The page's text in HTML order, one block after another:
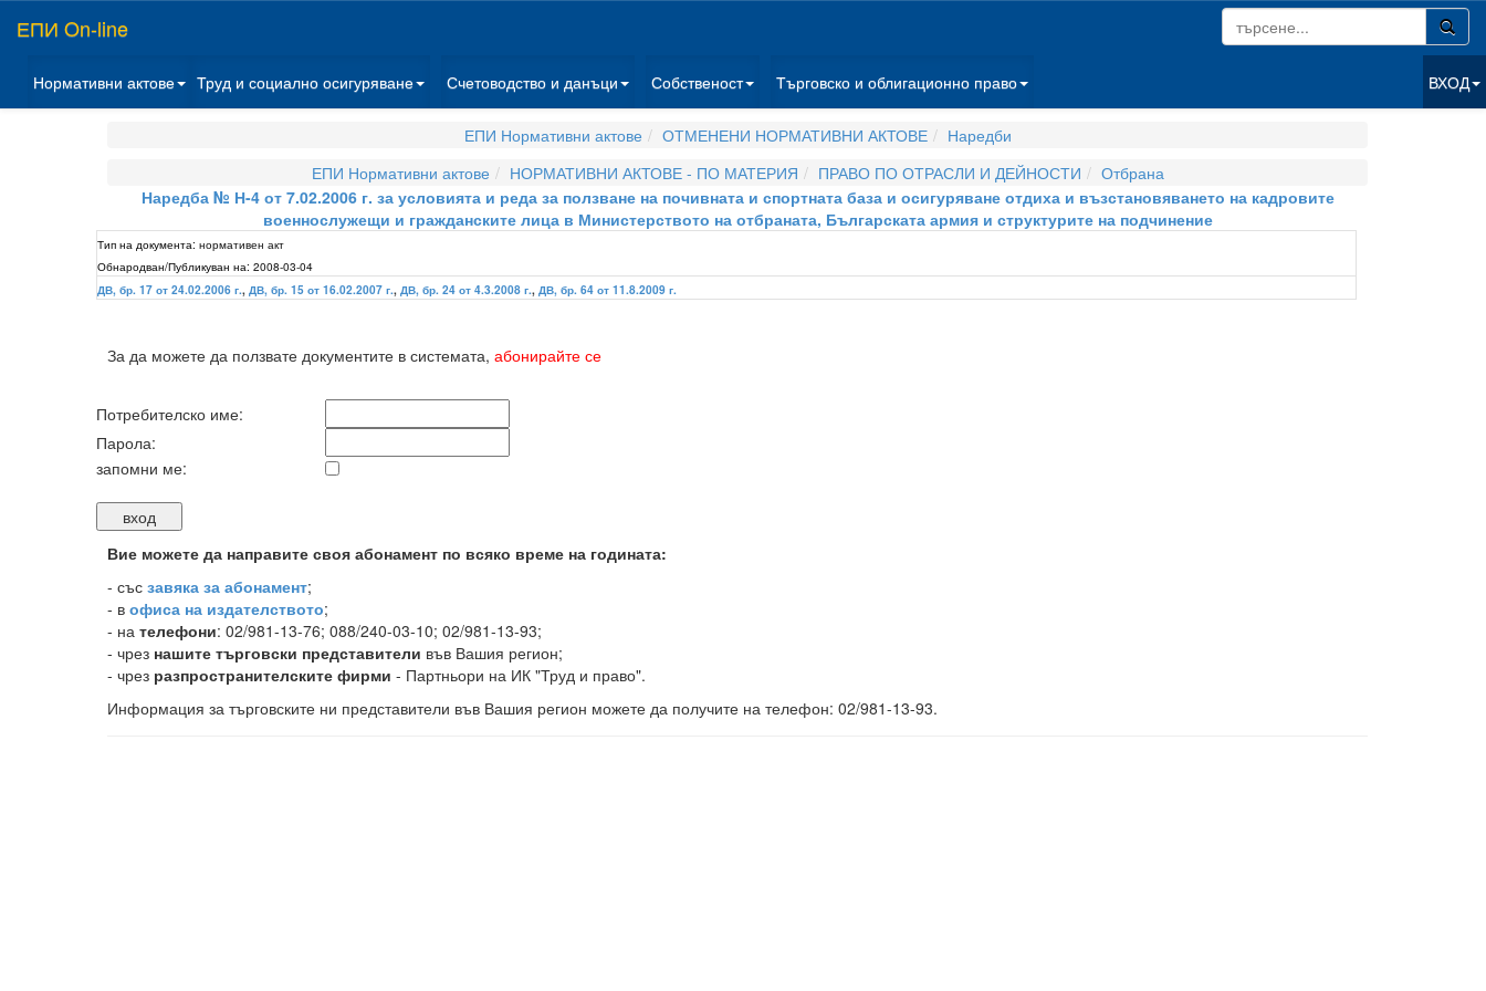
ЕПИ On-line
Нормативни актове Труд и социално осигуряване Счетоводство и данъци Собственост Търговско и облигационно право ВХОД
ЕПИ Нормативни актове ОТМЕНЕНИ НОРМАТИВНИ АКТОВЕ
Наредби
ЕПИ Нормативни актове
НОРМАТИВНИ АКТОВЕ - ПО МАТЕРИЯ ПРАВО ПО ОТРАСЛИ И ДЕЙНОСТИ
Отбрана
Наредба № Н-4 от 7.02.2006 г. за условията и реда за ползване на почивната и спортната база и осигуряване отдиха и възстановяването на кадровите
военнослужещи и гражданските лица в Министерството на отбраната, Българската армия и структурите на подчинение
Тип на документа: нормативен акт
Обнародван/Публикуван на: 2008-03-04
ДВ, бр. 17 от 24.02.2006 г., ДВ, бр. 15 от 16.02.2007 г., ДВ, бр. 24 от 4.3.2008 г., ДВ, бр. 64 от 11.8.2009 г.
За да можете да ползвате документите в системата, абонирайте се
Потребителско име:
Парола:
запомни ме:
Вие можете да направите своя абонамент по всяко време на годината:
- със завяка за абонамент;
- в офиса на издателството;
- на телефони: 02/981-13-76; 088/240-03-10; 02/981-13-93;
- чрез нашите търговски представители във Вашия регион;
- чрез разпространителските фирми - Партньори на ИК "Труд и право".
Информация за търговските ни представители във Вашия регион можете да получите на телефон: 02/981-13-93.